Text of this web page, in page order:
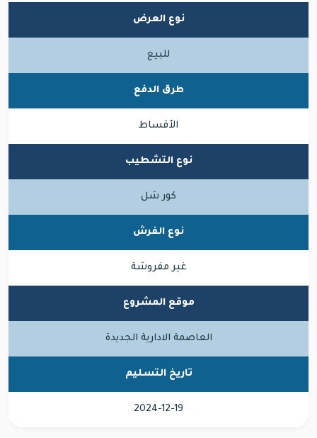
نوع العرض
للبيع
طرق الدفع
الأقساط
نوع التشطيب
كور شل
نوع الفرش
غير مفروشة
موقع المشروع
العاصمة الادارية الجديدة
تاريخ التسليم
2024-12-19